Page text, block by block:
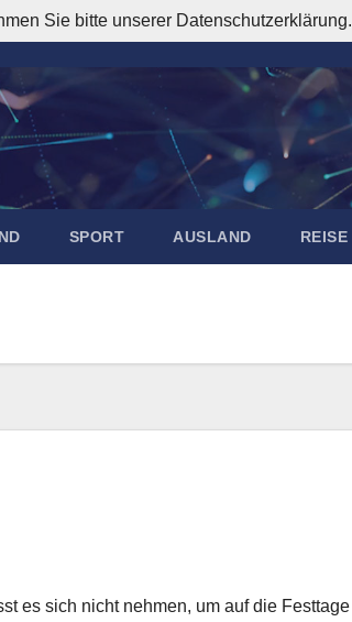
SPORT AUSLAND REISE
es sich nicht nehmen, um auf die Festtage
Sie bitte unserer Datenschutzerklärung.